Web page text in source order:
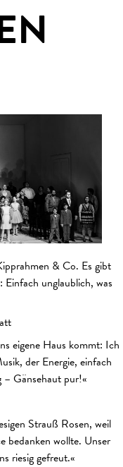
& Co. Es gibt
unglaublich, was
eigene Haus kommt: Ich
der Energie, einfach
– Gänsehaut pur!«
Strauß Rosen, weil
bedanken wollte. Unser
riesig gefreut.«